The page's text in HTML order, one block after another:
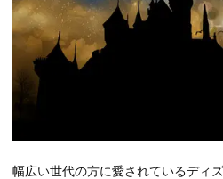
幅広い世代の方に愛されているディ